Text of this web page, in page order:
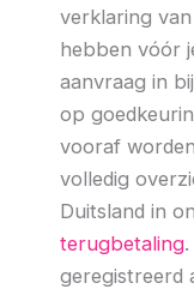
verklaring
hebben vóór
aanvraag in
op
vooraf
volledig
Duitsland in
terugbetaling
geregistreerd